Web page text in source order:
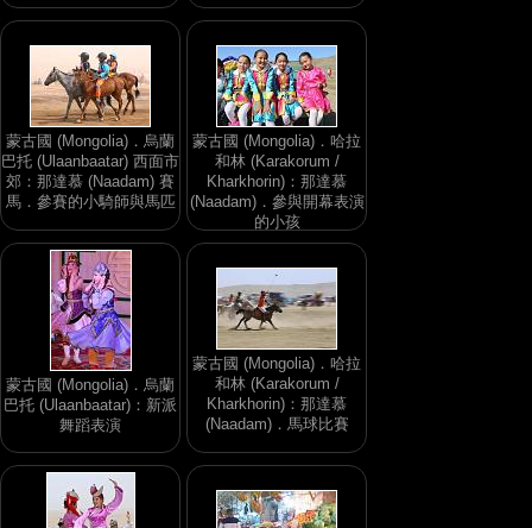
蒙古國 (Mongolia)．烏蘭
巴托 (Ulaanbaatar) 西面市
郊：那達慕 (Naadam) 賽
馬．參賽的小騎師與馬匹
蒙古國 (Mongolia)．哈拉
和林 (Karakorum /
Kharkhorin)：那達慕
(Naadam)．參與開幕表演
的小孩
蒙古國 (Mongolia)．烏蘭
巴托 (Ulaanbaatar)：新派
舞蹈表演
蒙古國 (Mongolia)．哈拉
和林 (Karakorum /
Kharkhorin)：那達慕
(Naadam)．馬球比賽